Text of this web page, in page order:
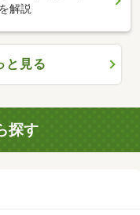
解説
と見る
探す